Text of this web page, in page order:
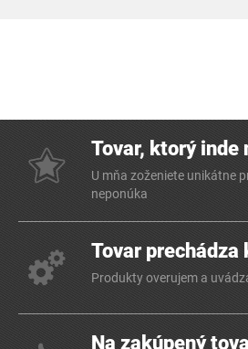
Tovar, ktorý inde
U mňa zoženiete unikátne
neponúka
Tovar prechádza
Produkty overujem a
Na zakúpený